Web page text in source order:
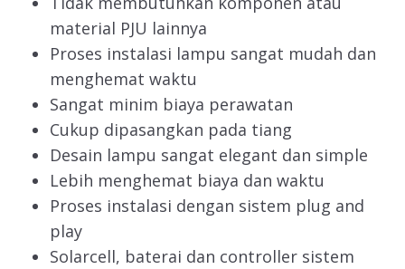
material PJU lainnya
Proses instalasi lampu sangat mudah dan
menghemat waktu
Sangat minim biaya perawatan
Cukup dipasangkan pada tiang
Desain lampu sangat elegant dan simple
Lebih menghemat biaya dan waktu
Proses instalasi dengan sistem plug and
play
Solarcell, baterai dan controller sistem